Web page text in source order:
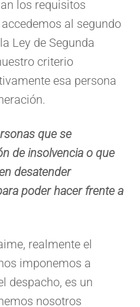
los requisitos
al segundo
Ley de Segunda
criterio
esa persona
que se
de insolvencia o que
desatender
poder hacer frente a
realmente el
imponemos a
despacho, es un
nosotros